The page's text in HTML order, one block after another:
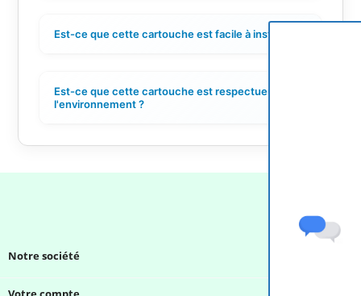
Est-ce que cette cartouche est facile à installer ?
Est-ce que cette cartouche est respectueuse de
l'environnement ?
Notre société